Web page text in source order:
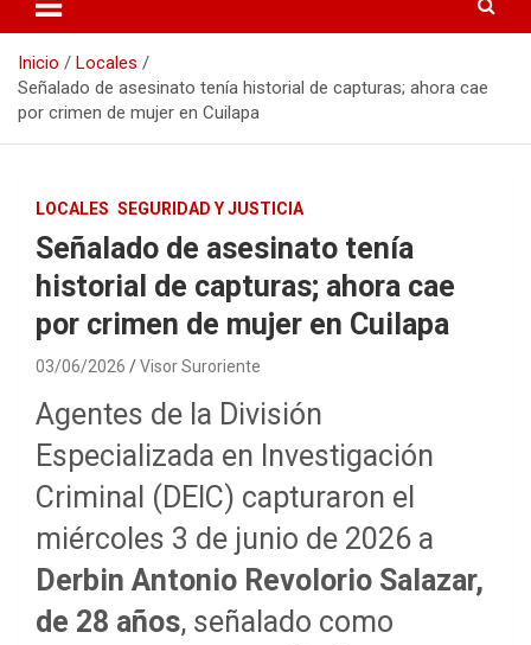
Inicio
Locales
Señalado de asesinato tenía historial de capturas; ahora cae
por crimen de mujer en Cuilapa
LOCALES SEGURIDAD Y JUSTICIA
Señalado de asesinato tenía
historial de capturas; ahora cae
por crimen de mujer en Cuilapa
03/06/2026 Visor Suroriente
Agentes de la División
Especializada en Investigación
Criminal (DEIC) capturaron el
miércoles 3 de junio de 2026 a
Derbin Antonio Revolorio Salazar,
de 28 años, señalado como